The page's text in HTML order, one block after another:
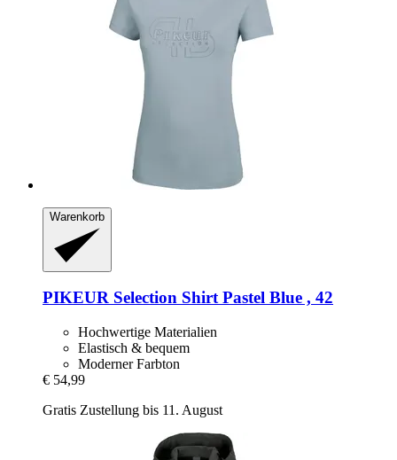
Warenkorb
PIKEUR Selection Shirt Pastel Blue , 42
Hochwertige Materialien
Elastisch & bequem
Moderner Farbton
€ 54,99
Gratis Zustellung bis 11. August